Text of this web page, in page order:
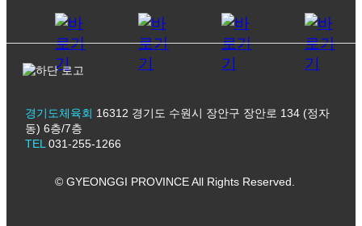
경기도체육회 16312 경기도 수원시 장안구 장안로 134 (정자
동) 6층/7층
TEL031-255-1266
© GYEONGGI PROVINCE All Rights Reserved.